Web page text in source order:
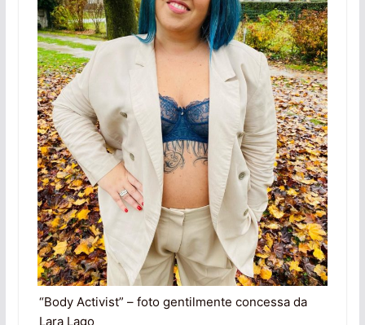
“Body Activist” – foto gentilmente concessa da
Lara Lago